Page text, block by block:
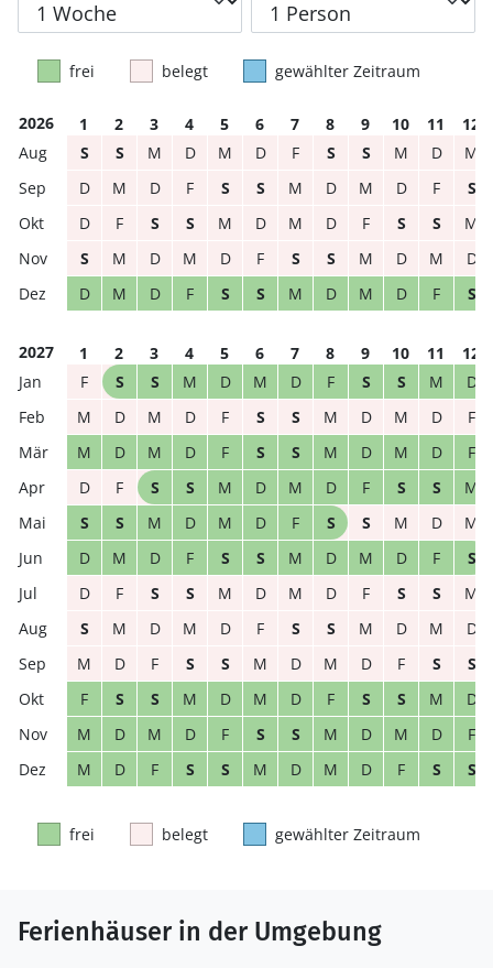
frei belegt gewählter Zeitraum
2026 1 2 3 4 5 6 7 8 9 10 11
12
S
S M D M D F S S M D
M
D
M D F S S M D M D F
S
D
F S S M D M D F S S
M
S
M D M D F S S M D M
D
D
M D F S S M D M D F S
2027 1 2 3 4 5 6 7 8 9 10 11
12
F
S S M D M D F S S M
D
M
D M D F S S M D M D
F
M
D M D F S S M D M D
F
D
F S S M D M D F S S
M
S
S M D M D F S S M D
M
D
M D F S S M D M D F
S
D
F S S M D M D F S S
M
S
M D M D F S S M D M
D
M
D F S S M D M D F S
S
F
S S M D M D F S S M
D
M
D M D F S S M D M D
F
M
D F S S M D M D F S S
frei belegt gewählter Zeitraum
Ferienhäuser in der Umgebung